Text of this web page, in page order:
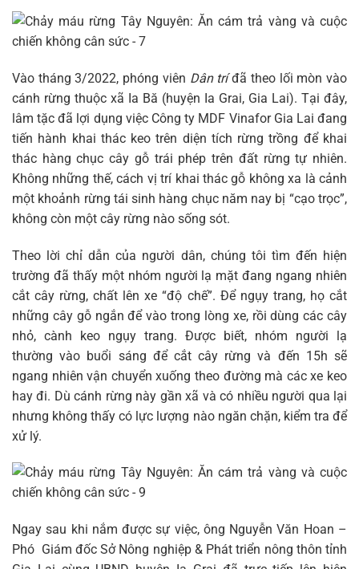
Vào tháng 3/2022, phóng viên Dân tríđã theo lối mòn vào
cánh rừng thuộc xã Ia Bă (huyện Ia Grai, Gia Lai). Tại đây,
lâm tặc đã lợi dụng việc Công ty MDF Vinafor Gia Lai đang
tiến hành khai thác keo trên diện tích rừng trồng để khai
thác hàng chục cây gỗ trái phép trên đất rừng tự nhiên.
Không những thế, cách vị trí khai thác gỗ không xa là cảnh
một khoảnh rừng tái sinh hàng chục năm nay bị “cạo trọc”,
không còn một cây rừng nào sống sót.
Theo lời chỉ dẫn của người dân, chúng tôi tìm đến hiện
trường đã thấy một nhóm người lạ mặt đang ngang nhiên
cắt cây rừng, chất lên xe “độ chế”. Để ngụy trang, họ cắt
những cây gỗ ngắn để vào trong lòng xe, rồi dùng các cây
nhỏ, cành keo ngụy trang. Được biết, nhóm người lạ
thường vào buổi sáng để cắt cây rừng và đến 15h sẽ
ngang nhiên vận chuyển xuống theo đường mà các xe keo
hay đi. Dù cánh rừng này gần xã và có nhiều người qua lại
nhưng không thấy có lực lượng nào ngăn chặn, kiểm tra để
xử lý.
Ngay sau khi nắm được sự việc, ông Nguyễn Văn Hoan –
Phó Giám đốc Sở Nông nghiệp & Phát triển nông thôn tỉnh